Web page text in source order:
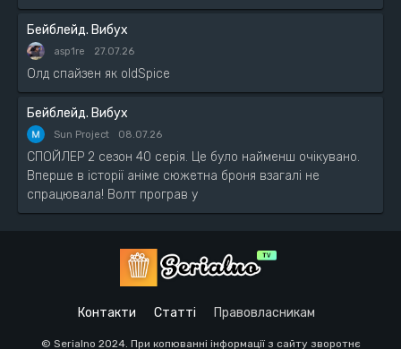
Бейблейд. Вибух
asp1re 27.07.26
Олд спайзен як oldSpice
Бейблейд. Вибух
Sun Project 08.07.26
СПОЙЛЕР 2 сезон 40 серія. Це було найменш очікувано.
Вперше в історії аніме сюжетна броня взагалі не
спрацювала! Волт програв у
Контакти Статті Правовласникам
© Serialno 2024. При копюванні інформації з сайту зворотнє